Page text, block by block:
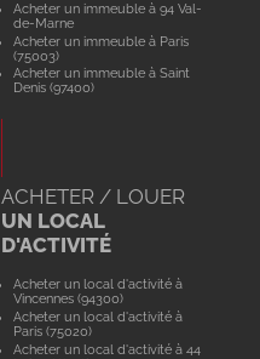
Acheter un immeuble à 94 Val-
de-Marne
Acheter un immeuble à Paris
(75003)
Acheter un immeuble à Saint
Denis (97400)
ACHETER / LOUER
UN LOCAL
D'ACTIVITÉ
Acheter un local d'activité à
Vincennes (94300)
Acheter un local d'activité à
Paris (75020)
Acheter un local d'activité à 44